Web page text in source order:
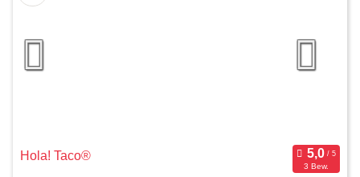
Hola! Taco®
3 Bew.